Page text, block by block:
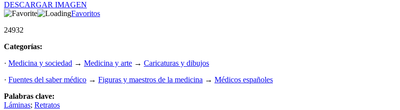
DESCARGAR IMAGEN
Favoritos
24932
Categorías:
· Medicina y sociedad → Medicina y arte → Caricaturas y dibujos
· Fuentes del saber médico → Figuras y maestros de la medicina → Médicos españoles
Palabras clave:
Láminas; Retratos